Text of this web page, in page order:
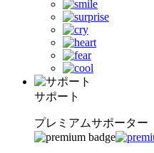
サポート
プレミアムサポーター